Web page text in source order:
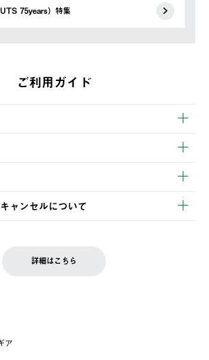
75years）特集
ご利用ガイド
でお支払いいただけます。
済
り2営業日以内に商品を発送いたします。
ませんので、木曜日以降のご注文は週明け
ざいます。
ます。
かる送料は、お客様ご負担とさせていただ
品いただき、ご希望商品を再注文してくだ
ャンセルについて
の方は、会員マイページ内 購入履歴画面に
詳細はこちら
ア